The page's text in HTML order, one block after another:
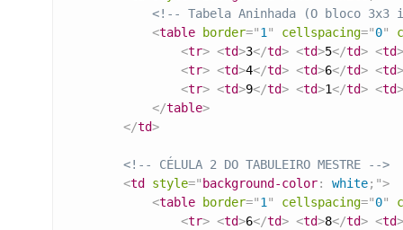
<!-- Tabela Aninhada (O bloco
<table border="1" cellspacing="0"
<tr> <td>3</td> <td>5</td> <td>
<tr> <td>4</td> <td>6</td> <td>
<tr> <td>9</td> <td>1</td> <td>
</table>
</td>
<!-- CÉLULA 2 DO TABULEIRO MESTRE -->
<td style=" background-color: white; ">
<table border="1" cellspacing="0"
<tr> <td>6</td> <td>8</td> <td>